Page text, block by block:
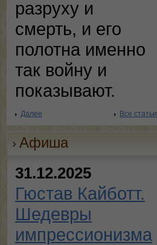
разруху и
смерть, и его
полотна именно
так войну и
показывают.
Далее Все статьи
Афиша
31.12.2025
Гюстав Кайботт.
Шедевры
импрессионизма